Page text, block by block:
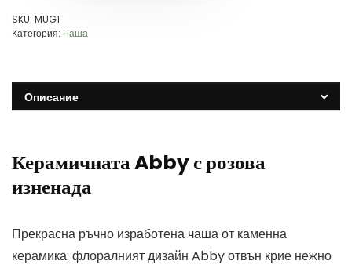
SKU: MUG1
Категория: Чаша
Описание
Керамичната Abby с розова
изненада
Прекрасна ръчно изработена чаша от каменна
керамика: флоралният дизайн Abby отвън крие нежно